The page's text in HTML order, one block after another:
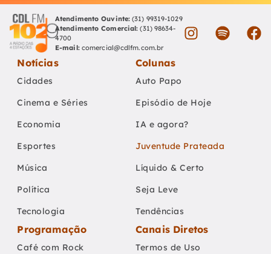
Atendimento Ouvinte: (31) 99319-1029
Atendimento Comercial: (31) 98634-
4700
E-mail: comercial@cdlfm.com.br
Notícias
Cidades
Cinema e Séries
Economia
Esportes
Música
Política
Tecnologia
Colunas
Auto Papo
Episódio de Hoje
IA e agora?
Juventude Prateada
Líquido & Certo
Seja Leve
Tendências
Programação
Café com Rock
Canais Diretos
Termos de Uso